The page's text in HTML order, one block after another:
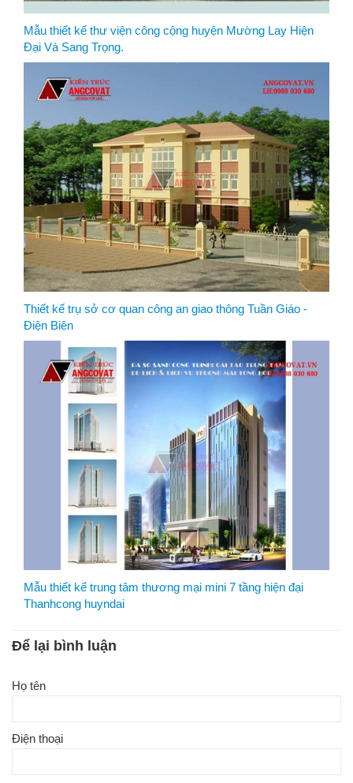
Mẫu thiết kế thư viện công cộng huyện Mường Lay Hiện
Đại Và Sang Trọng.
Thiết kế trụ sở cơ quan công an giao thông Tuần Giáo -
Điện Biên
Mẫu thiết kế trung tâm thương mại mini 7 tầng hiện đại
Thanhcong huyndai
Để lại bình luận
Họ tên
Điện thoại